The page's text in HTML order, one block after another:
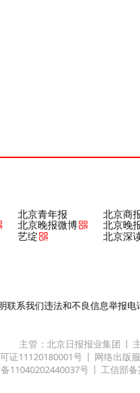
北京青年报 北京商
北京晚报微博
北京晚
艺绽 北京深
联系我们违法和不良信息举报电
主管：北京日报报业集团
证11120180001号
网络出版
11040202440037号
工信部